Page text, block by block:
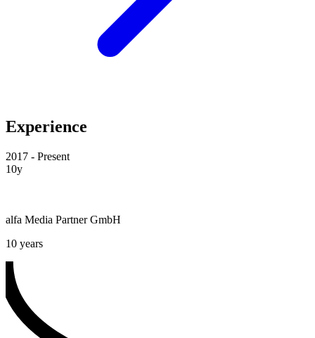
Experience
2017 - Present
10y
alfa Media Partner GmbH
10 years